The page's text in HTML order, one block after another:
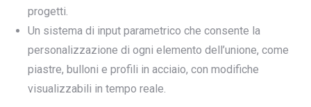
progetti.
Un sistema di input parametrico che consente la
personalizzazione di ogni elemento dell’unione, come
piastre, bulloni e profili in acciaio, con modifiche
visualizzabili in tempo reale.